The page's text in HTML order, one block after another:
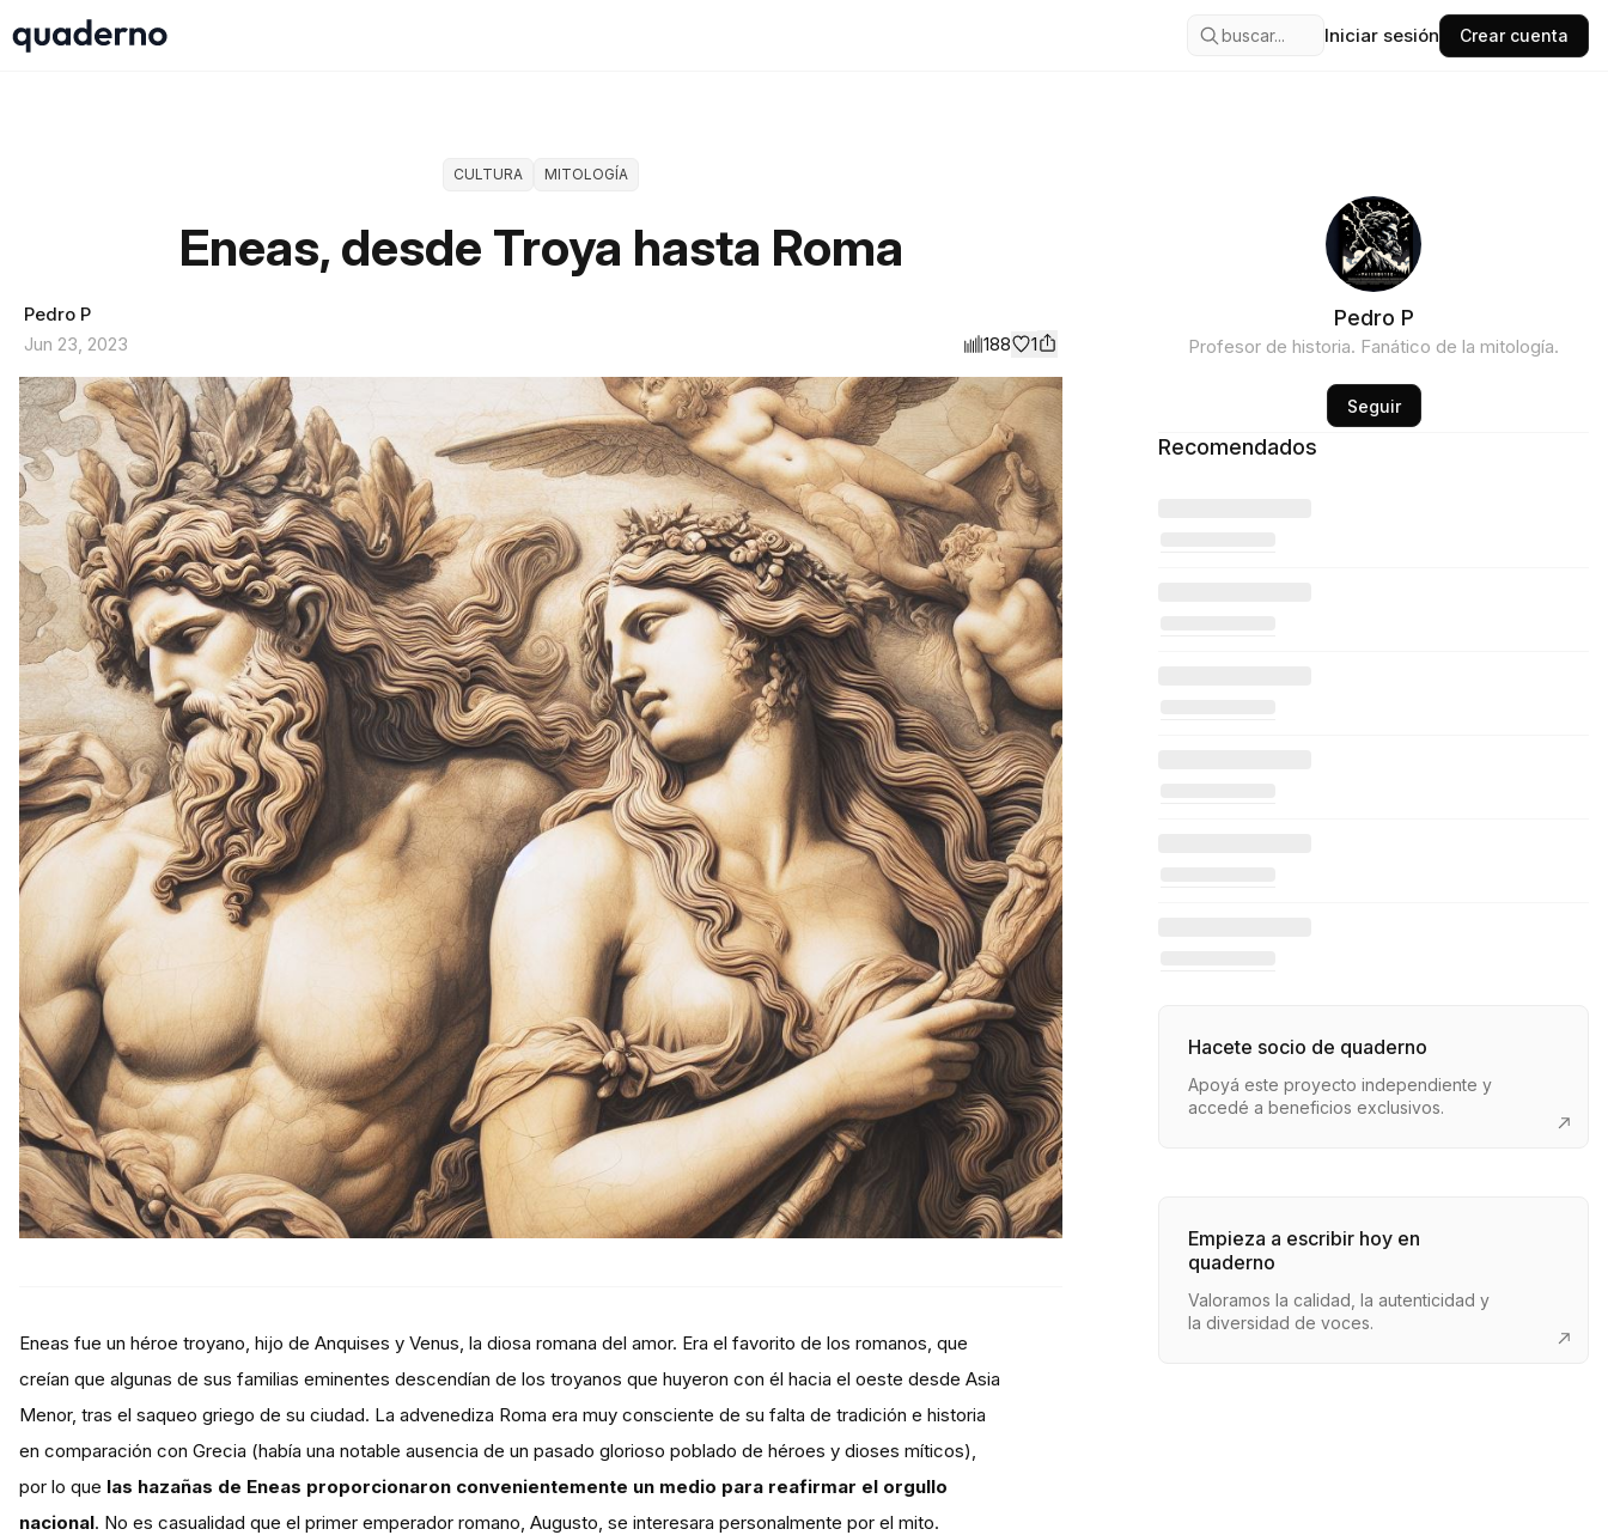
buscar... Iniciar sesión Crear cuenta
CULTURA MITOLOGÍA
Eneas, desde Troya hasta Roma
Pedro P
Jun 23, 2023
188 1
Eneas fue un héroe troyano, hijo de Anquises y Venus, la diosa romana del amor. Era el favorito de los romanos, que
creían que algunas de sus familias eminentes descendían de los troyanos que huyeron con él hacia el oeste desde Asia
Menor, tras el saqueo griego de su ciudad. La advenediza Roma era muy consciente de su falta de tradición e historia
en comparación con Grecia (había una notable ausencia de un pasado glorioso poblado de héroes y dioses míticos),
por lo que las hazañas de Eneas proporcionaron convenientemente un medio para reafirmar el orgullo
nacional. No es casualidad que el primer emperador romano, Augusto, se interesara personalmente por el mito.
Pedro P
Profesor de historia. Fanático de la mitología.
Seguir
Recomendados
Hacete socio de quaderno
Apoyá este proyecto independiente y
accedé a beneficios exclusivos.
Empieza a escribir hoy en
quaderno
Valoramos la calidad, la autenticidad y
la diversidad de voces.